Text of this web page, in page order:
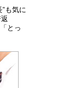
も気に
とっ